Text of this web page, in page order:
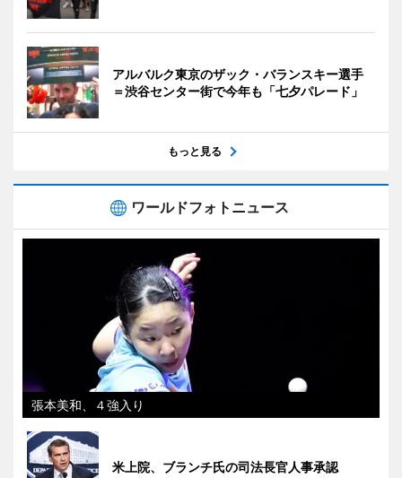
アルバルク東京のザック・バランスキー選手
＝渋谷センター街で今年も「七夕パレード」
もっと見る
ワールドフォトニュース
張本美和、４強入り
米上院、ブランチ氏の司法長官人事承認